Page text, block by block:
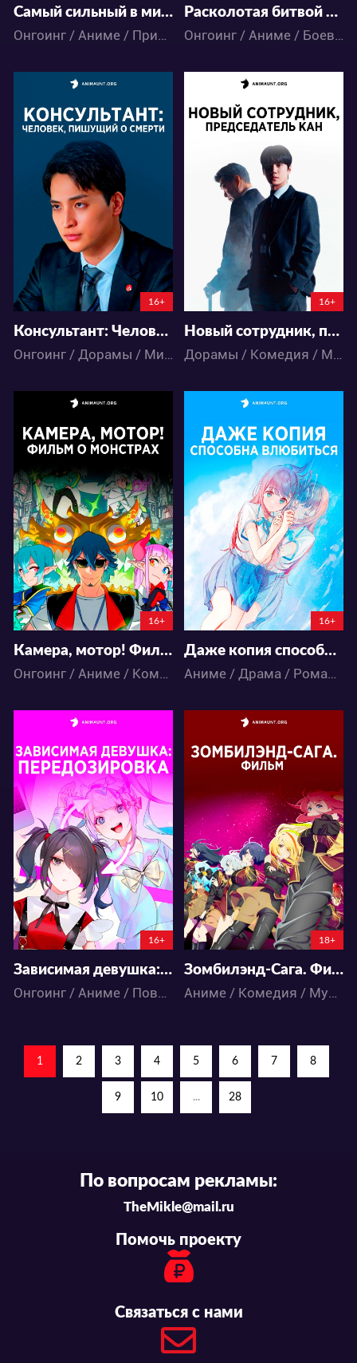
Самый сильный в мире заступник: Страна лабиринта и искатели приключений
Онгоинг / Аниме / Приключения / Фэнтези / Экшен
Расколотая битвой синева небес 5
Онгоинг / Аниме / Боевые искусства / Приключения / Экшен
6261
44 15
16+
Консультант: Человек, пишущий о смерти
Онгоинг / Дорамы / Мистика
6014
58 21
16+
Новый сотрудник, председатель Кан
Дорамы / Комедия / Мистика / Фэнтези
7592
65 34
16+
Камера, мотор! Фильм о монстрах
Онгоинг / Аниме / Комедия
9687
78 31
16+
Даже копия способна влюбиться
Аниме / Драма / Романтика
13279
75 23
16+
Зависимая девушка: Передозировка
Онгоинг / Аниме / Повседневность
3974
17 6
18+
Зомбилэнд-Сага. Фильм
Аниме / Комедия / Музыка
1 2 3 4 5 6 7 8
9 10 ... 28
По вопросам рекламы:
TheMikle@mail.ru
Помочь проекту
Связаться с нами